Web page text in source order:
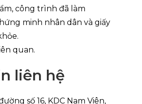
công trình đã làm
minh nhân dân và giấy
quan.
liên hệ
số 16, KDC Nam Viên,